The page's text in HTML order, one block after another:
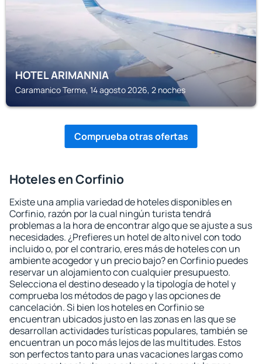
HOTEL ARIMANNIA
Caramanico Terme, 14 agosto 2026, 2 noches
Comprueba otras ofertas
Hoteles en Corfinio
Existe una amplia variedad de hoteles disponibles en
Corfinio, razón por la cual ningún turista tendrá
problemas a la hora de encontrar algo que se ajuste a sus
necesidades. ¿Prefieres un hotel de alto nivel con todo
incluido o, por el contrario, eres más de hoteles con un
ambiente acogedor y un precio bajo? en Corfinio puedes
reservar un alojamiento con cualquier presupuesto.
Selecciona el destino deseado y la tipología de hotel y
comprueba los métodos de pago y las opciones de
cancelación. Si bien los hoteles en Corfinio se
encuentran ubicados justo en las zonas en las que se
desarrollan actividades turísticas populares, también se
encuentran un poco más lejos de las multitudes. Estos
son perfectos tanto para unas vacaciones largas como